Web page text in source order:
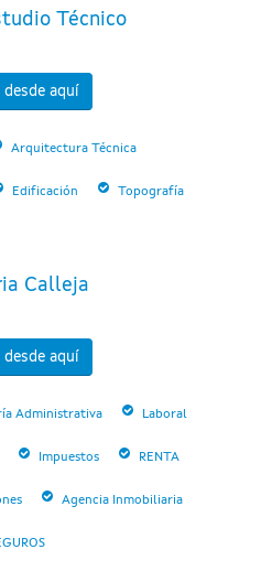
Técnico
desde aquí
Arquitectura Técnica
Edificación Topografía
Calleja
desde aquí
Administrativa Laboral
Impuestos RENTA
Agencia Inmobiliaria